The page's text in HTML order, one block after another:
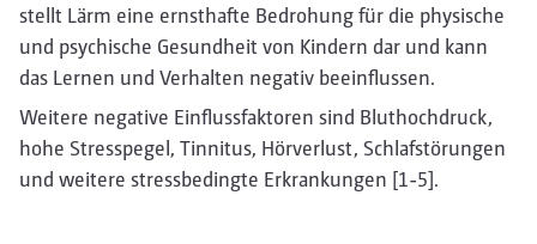
stellt Lärm eine ernsthafte Bedrohung für die physische
und psychische Gesundheit von Kindern dar und kann
das Lernen und Verhalten negativ beeinflussen.
Weitere negative Einflussfaktoren sind Bluthochdruck,
hohe Stresspegel, Tinnitus, Hörverlust, Schlafstörungen
und weitere stressbedingte Erkrankungen [1-5].